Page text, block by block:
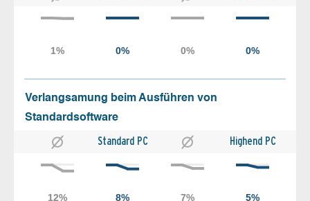
Verlangsamung beim Ausführen von
Standardsoftware
Standard PC Highend PC